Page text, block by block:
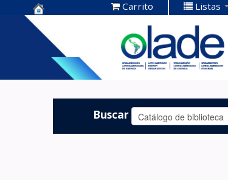
Centro de
Documentación
OLADE -
Carrito Listas
Buscar